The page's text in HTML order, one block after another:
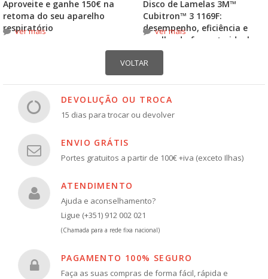
Aproveite e ganhe 150€ na
retoma do seu aparelho
respiratório
ver mais
Disco de Lamelas 3M™
Cubitron™ 3 1169F:
desempenho, eficiência e
escolha do formato ideal
ver mais
DEVOLUÇÃO OU TROCA
15 dias para trocar ou devolver
ENVIO GRÁTIS
Portes gratuitos a partir de 100€ +iva (exceto Ilhas)
ATENDIMENTO
Ajuda e aconselhamento?
Ligue (+351) 912 002 021
(Chamada para a rede fixa nacional)
PAGAMENTO 100% SEGURO
Faça as suas compras de forma fácil, rápida e